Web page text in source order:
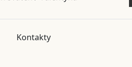
Kontakty